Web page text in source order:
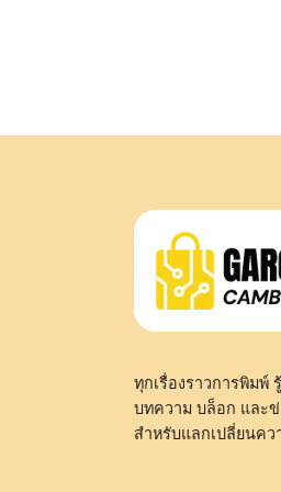
ทุกเรื่องราวการพิมพ์
บทความ บล็อก และ
สำหรับแลกเปลี่ยนคว